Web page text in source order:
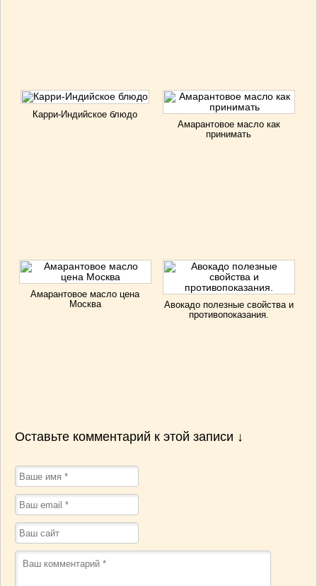
Карри-Индийское блюдо
Амарантовое масло как
принимать
Амарантовое масло цена
Москва
Авокадо полезные свойства и
противопоказания.
Оставьте комментарий к этой записи ↓